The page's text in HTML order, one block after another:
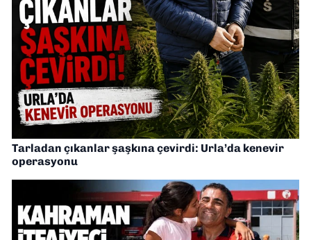
Tarladan çıkanlar şaşkına çevirdi: Urla’da kenevir
operasyonu